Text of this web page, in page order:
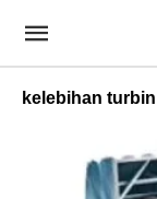
kelebihan